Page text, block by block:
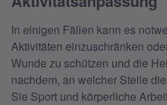
In einigen Fällen kann es
Aktivitäten einzuschränken
Wunde zu schützen und die
nachdem, an welcher Stelle
Sie Sport und körperliche